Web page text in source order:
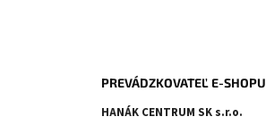
PREVÁDZKOVATEĽ E-SHOPU
HANÁK CENTRUM SK s.r.o.